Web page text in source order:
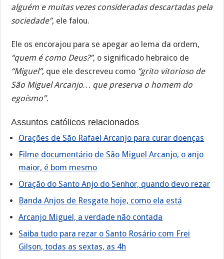
alguém e muitas vezes consideradas descartadas pela
sociedade”, ele falou.
Ele os encorajou para se apegar ao lema da ordem,
“quem é como Deus?”, o significado hebraico de
“Miguel”, que ele descreveu como “grito vitorioso de
São Miguel Arcanjo… que preserva o homem do
egoísmo”.
Assuntos católicos relacionados
Orações de São Rafael Arcanjo para curar doenças
Filme documentário de São Miguel Arcanjo, o anjo
maior, é bom mesmo
Oração do Santo Anjo do Senhor, quando devo rezar
Banda Anjos de Resgate hoje, como ela está
Arcanjo Miguel, a verdade não contada
Saiba tudo para rezar o Santo Rosário com Frei
Gilson, todas as sextas, as 4h